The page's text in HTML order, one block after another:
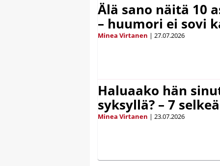
Älä sano näitä 10
– huumori ei sovi
Minea Virtanen | 27.07.2026
Haluaako hän
syksyllä? – 7
Minea Virtanen | 23.07.2026